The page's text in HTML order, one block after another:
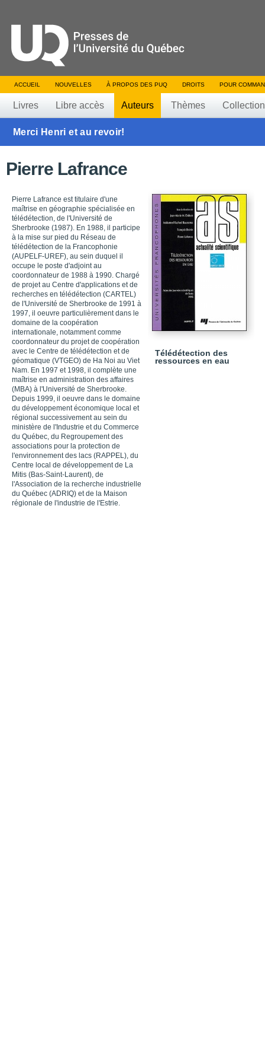
ACCUEIL NOUVELLES À PROPOS DES PUQ DROITS POUR
Livres Libre accès Auteurs Thèmes
Merci Henri et au revoir!
Pierre Lafrance
Pierre Lafrance est titulaire d'une
maîtrise en géographie spécialisée en
télédétection, de l'Université de
Sherbrooke (1987). En 1988, il participe
à la mise sur pied du Réseau de
télédétection de la Francophonie
(AUPELF-UREF), au sein duquel il
occupe le poste d'adjoint au
coordonnateur de 1988 à 1990. Chargé
de projet au Centre d'applications et de
recherches en télédétection (CARTEL)
de l'Université de Sherbrooke de 1991 à
1997, il oeuvre particulièrement dans le
domaine de la coopération
internationale, notamment comme
coordonnateur du projet de coopération
avec le Centre de télédétection et de
géomatique (VTGEO) de Ha Noi au Viet
Nam. En 1997 et 1998, il complète une
maîtrise en administration des affaires
(MBA) à l'Université de Sherbrooke.
Depuis 1999, il oeuvre dans le domaine
du développement économique local et
régional successivement au sein du
ministère de l'Industrie et du Commerce
du Québec, du Regroupement des
associations pour la protection de
l'environnement des lacs (RAPPEL), du
Centre local de développement de La
Mitis (Bas-Saint-Laurent), de
l'Association de la recherche industrielle
du Québec (ADRIQ) et de la Maison
régionale de l'industrie de l'Estrie.
Télédétection des
ressources en eau